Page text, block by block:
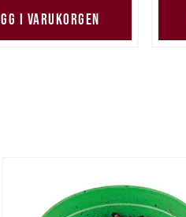
I VARUKORGEN